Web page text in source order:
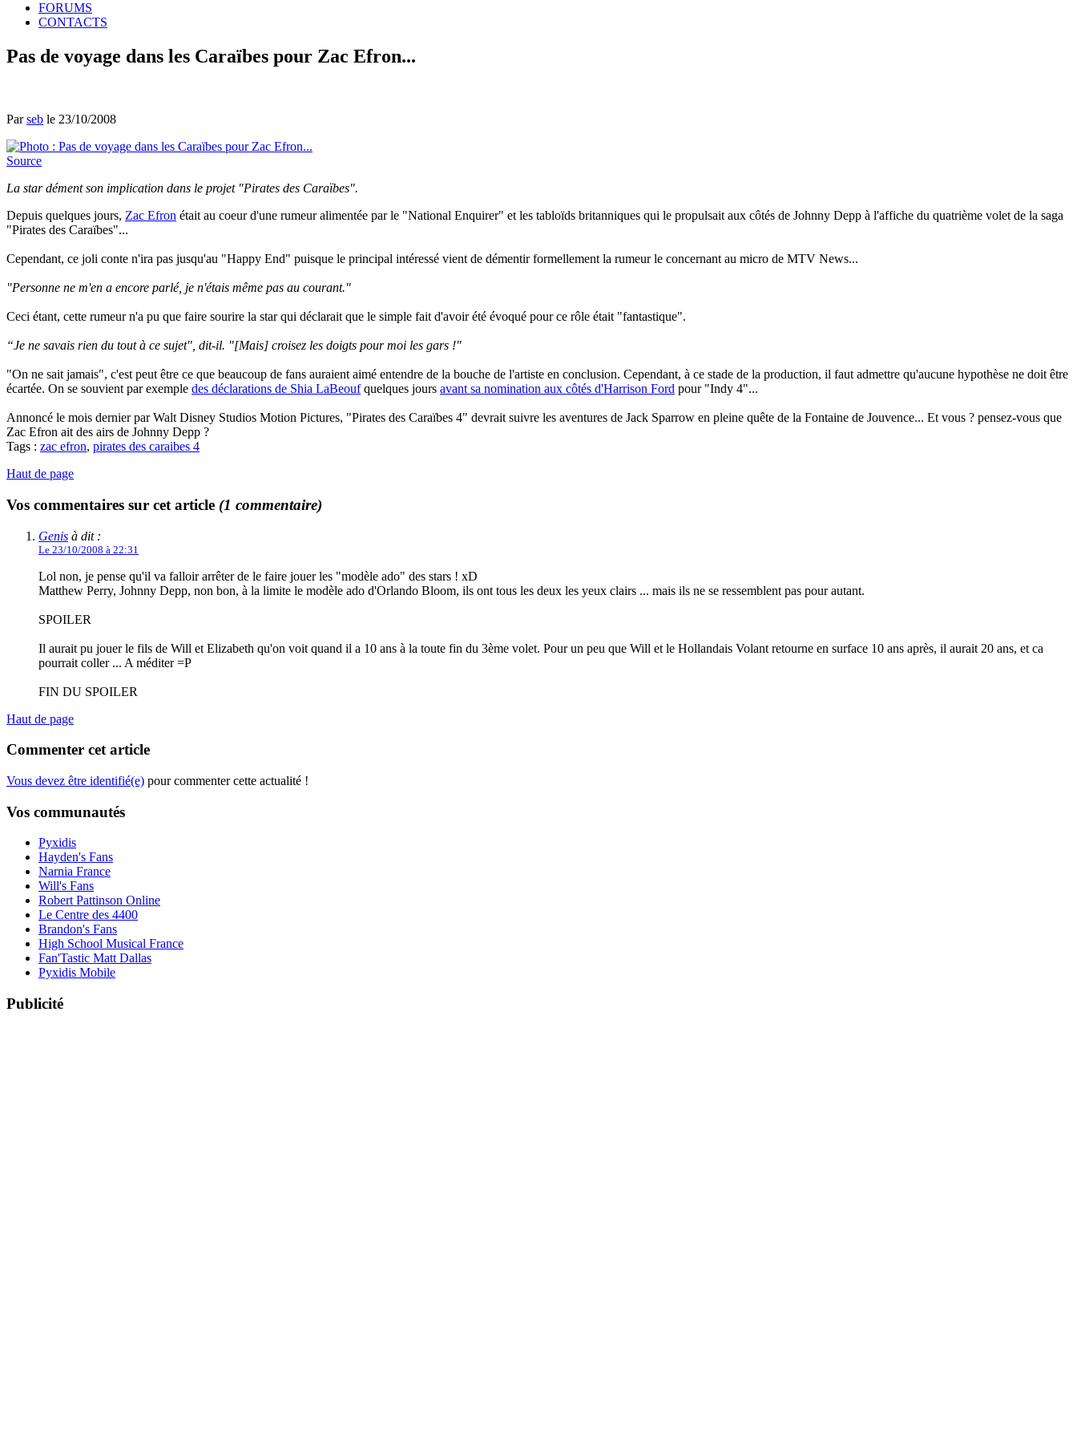
FORUMS
CONTACTS
Pas de voyage dans les Caraïbes pour Zac Efron...
Parseb le 23/10/2008
Source
La star dément son implication dans le projet "Pirates des Caraïbes".
Depuis quelques jours, Zac Efron était au coeur d'une rumeur alimentée par le "National Enquirer" et les tabloïds britanniques qui le propulsait aux côtés de Johnny Depp à l'affiche du quatrième volet de la saga
"Pirates des Caraïbes"...
Cependant, ce joli conte n'ira pas jusqu'au "Happy End" puisque le principal intéressé vient de démentir formellement la rumeur le concernant au micro de MTV News...
"Personne ne m'en a encore parlé, je n'étais même pas au courant."
Ceci étant, cette rumeur n'a pu que faire sourire la star qui déclarait que le simple fait d'avoir été évoqué pour ce rôle était "fantastique".
“Je ne savais rien du tout à ce sujet", dit-il. "[Mais] croisez les doigts pour moi les gars !"
"On ne sait jamais", c'est peut être ce que beaucoup de fans auraient aimé entendre de la bouche de l'artiste en conclusion. Cependant, à ce stade de la production, il faut admettre qu'aucune hypothèse ne doit être
écartée. On se souvient par exemple des déclarations de Shia LaBeoufquelques jours avant sa nomination aux côtés d'Harrison Ford pour "Indy 4"...
Annoncé le mois dernier par Walt Disney Studios Motion Pictures, "Pirates des Caraïbes 4" devrait suivre les aventures de Jack Sparrow en pleine quête de la Fontaine de Jouvence... Et vous ? pensez-vous que
Zac Efron ait des airs de Johnny Depp ?
Tags : zac efron, pirates des caraibes 4
Haut de page
Vos commentaires sur cet article (1 commentaire)
Genis à dit :
Le 23/10/2008 à 22:31
Lol non, je pense qu'il va falloir arrêter de le faire jouer les "modèle ado" des stars ! xD
Matthew Perry, Johnny Depp, non bon, à la limite le modèle ado d'Orlando Bloom, ils ont tous les deux les yeux clairs ... mais ils ne se ressemblent pas pour autant.
SPOILER
Il aurait pu jouer le fils de Will et Elizabeth qu'on voit quand il a 10 ans à la toute fin du 3ème volet. Pour un peu que Will et le Hollandais Volant retourne en surface 10 ans après, il aurait 20 ans, et ca
pourrait coller ... A méditer =P
FIN DU SPOILER
Haut de page
Commenter cet article
Vous devez être identifié(e) pour commenter cette actualité !
Vos communautés
Pyxidis
Hayden's Fans
Narnia France
Will's Fans
Robert Pattinson Online
Le Centre des 4400
Brandon's Fans
High School Musical France
Fan'Tastic Matt Dallas
Pyxidis Mobile
Publicité